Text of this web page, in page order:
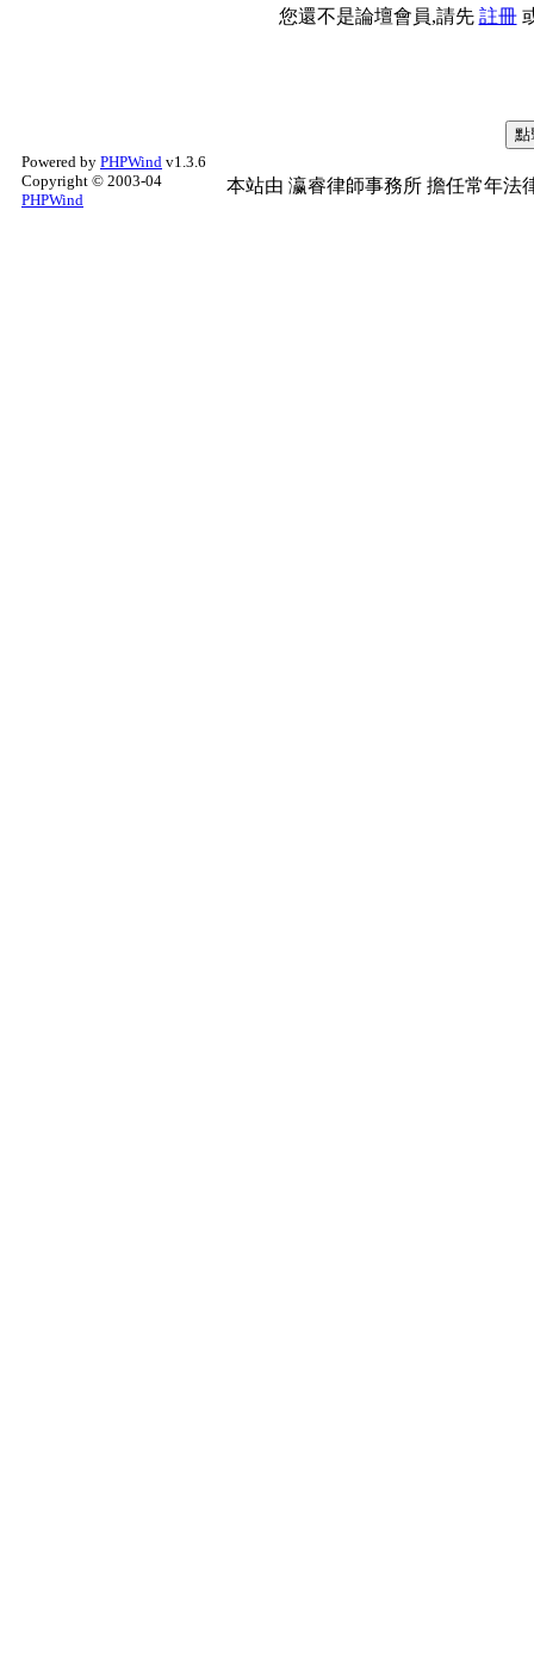
您還不是論壇會員,請先 註冊
Powered by PHPWind v1.3.6
Copyright © 2003-04
PHPWind
本站由 瀛睿律師事務所 擔任常年法